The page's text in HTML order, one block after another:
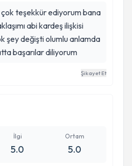
teşekkür ediyorum bana
şey değişti olumlu anlamda
başarılar diliyorum
Şikayet Et
İlgi
5.0
Ortam
5.0